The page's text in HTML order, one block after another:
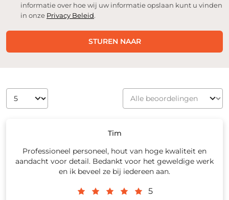
informatie over hoe wij uw informatie opslaan kunt u vinden
in onze Privacy Beleid.
STUREN NAAR
Tim
Professioneel personeel, hout van hoge kwaliteit en
aandacht voor detail. Bedankt voor het geweldige werk
en ik beveel ze bij iedereen aan.
5